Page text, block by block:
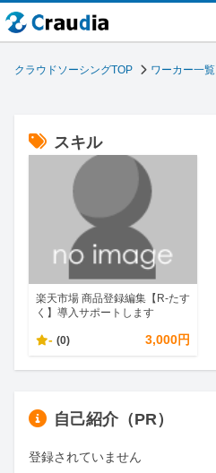
クラウドソーシングTOP ワーカー一覧
スキル
楽天市場 商品登録編集【R-たす
く】導入サポートします
- (0) 3,000円
自己紹介（PR）
登録されていません